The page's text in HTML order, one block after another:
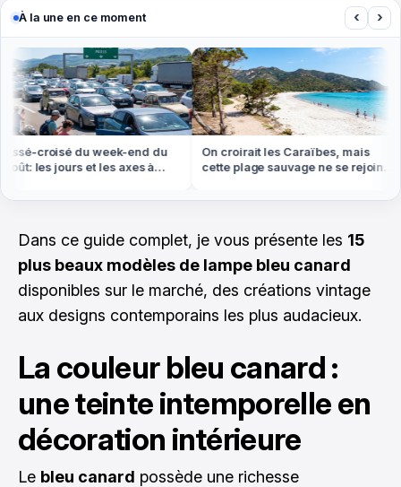
À la une en ce moment ‹ ›
croisé du week-end du
les jours et les axes à
On croirait les Caraïbes, mais
cette plage sauvage ne se rejoint
Dans ce guide complet, je vous présente les 15
plus beaux modèles de lampe bleu canard
disponibles sur le marché, des créations vintage
aux designs contemporains les plus audacieux.
La couleur bleu canard :
une teinte intemporelle en
décoration intérieure
Le bleu canard possède une richesse